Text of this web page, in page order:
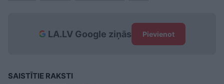
LA.LV Google ziņās Pievienot
SAISTĪTIE RAKSTI